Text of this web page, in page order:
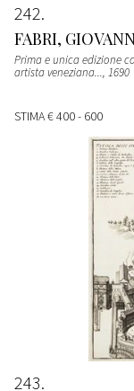
242
FABRI,
Prima e unica edizione
artista veneziana..., 1690
STIMA€ 400 - 600
243